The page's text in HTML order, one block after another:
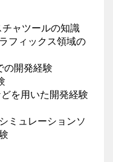
ャツールの知識
フィックス領域の
の開発経験
を用いた開発経験
ミュレーションソ